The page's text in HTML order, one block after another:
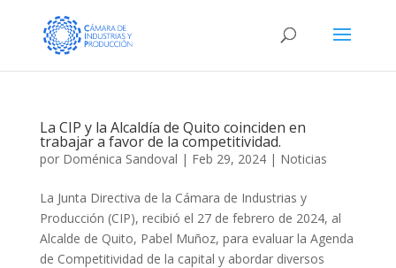
La CIP y la Alcaldía de Quito coinciden en
trabajar a favor de la competitividad.
por Doménica Sandoval | Feb 29, 2024| Noticias
La Junta Directiva de la Cámara de Industrias y
Producción (CIP), recibió el 27 de febrero de 2024, al
Alcalde de Quito, Pabel Muñoz, para evaluar la Agenda
de Competitividad de la capital y abordar diversos